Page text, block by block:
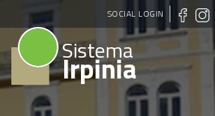
Pasar
al
contenido
principal
SOCIAL LOGIN
Sistema
Irpinia